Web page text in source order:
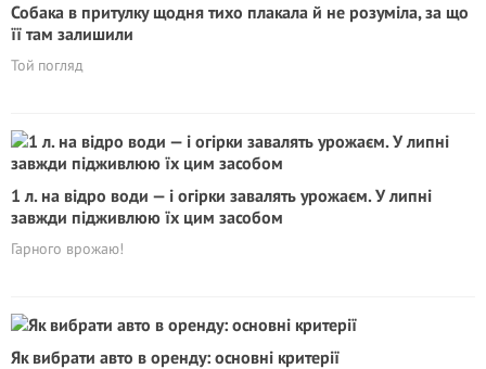
Собака в притулку щодня тихо плакала й не розуміла, за що
її там залишили
Той погляд
1 л. на відро води — і огірки завалять урожаєм. У липні
завжди підживлюю їх цим засобом
Гарного врожаю!
Як вибрати авто в оренду: основні критерії